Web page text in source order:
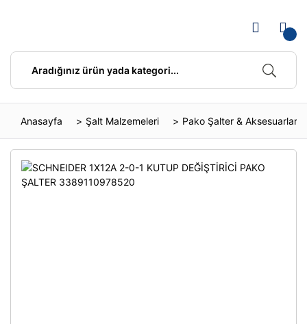
Anasayfa Şalt Malzemeleri Pako Şalter & Aksesuarları